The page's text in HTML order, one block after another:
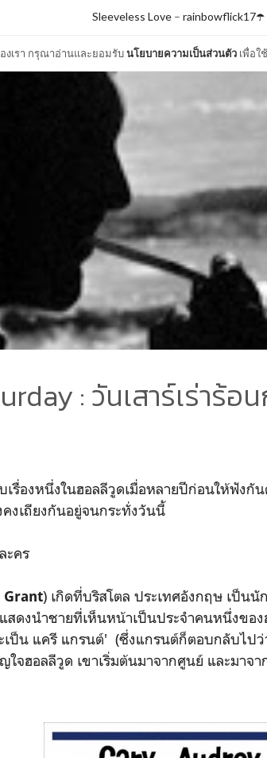
งเรา กรุณาอ่านและยอมรับนโยบายความเป็นส่วนตัว เพื่อใ
Sleeveless Love– rainbowflick17☂️
: วันเสาร์เร่าร้
เรื่องหนึ่งในฮอลลีวูดเมื่อหลายปีก่อนให้ฟังกั
งเถียงกันอยู่จนกระทั่งวันนี้
ะคร
) เกิดที่บริสโตล ประเทศอังกฤษ เป็น
สดงนำชายที่เห็นหน้าเป็นประจำคนหนึ่งขอ
เป็น แครี แกรนต์' (ซึ่งแกรนต์ก็ตอบกลับไป
ใจฮอลลีวูด เขาเริ่มต้นมาจากศูนย์ และมาจ